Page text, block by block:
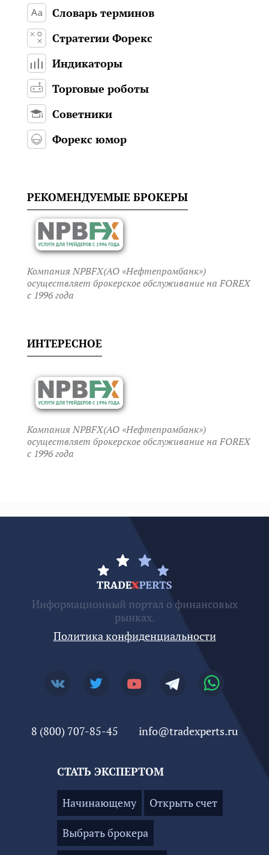
Словарь терминов
Стратегии Форекс
Индикаторы
Торговые роботы
Советники
Форекс юмор
РЕКОМЕНДУЕМЫЕ БРОКЕРЫ
Компания NPBFX(АО «Нефтепромбанк»)
осуществляет брокерское обслуживание на FOREX
c 1996 года
ИНТЕРЕСНОЕ
Компания NPBFX(АО «Нефтепромбанк»)
осуществляет брокерское обслуживание на FOREX
c 1996 года
Информационный портал о финансовых
рынках.
Политика конфиденциальности
8 (800) 707-85-45 info@tradexperts.ru
СТАТЬ ЭКСПЕРТОМ
Начинающему Открыть счет
Выбрать брокера